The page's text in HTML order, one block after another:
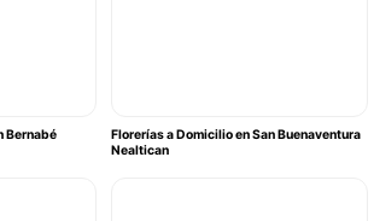
Bernabé
Florerías a Domicilio en San Buenaventura
Nealtican